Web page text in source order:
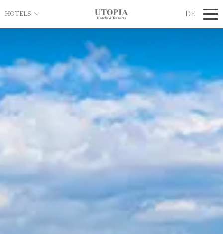
HOTELS DE